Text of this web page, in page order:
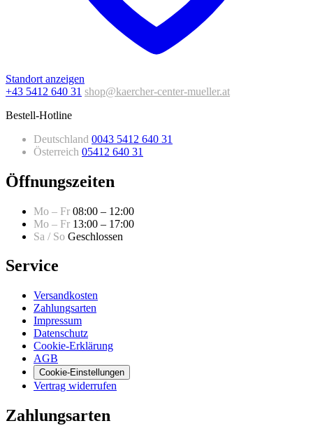
Standort anzeigen
+43 5412 640 31 shop@kaercher-center-mueller.at
Bestell-Hotline
Deutschland 0043 5412 640 31
Österreich 05412 640 31
Öffnungszeiten
Mo – Fr 08:00 – 12:00
Mo – Fr 13:00 – 17:00
Sa / So Geschlossen
Service
Versandkosten
Zahlungsarten
Impressum
Datenschutz
Cookie-Erklärung
AGB
Cookie-Einstellungen
Vertrag widerrufen
Zahlungsarten